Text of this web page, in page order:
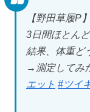
【野田草履P
3日間ほとん
結果、体重ど
→測定してみ
エット #ツイ